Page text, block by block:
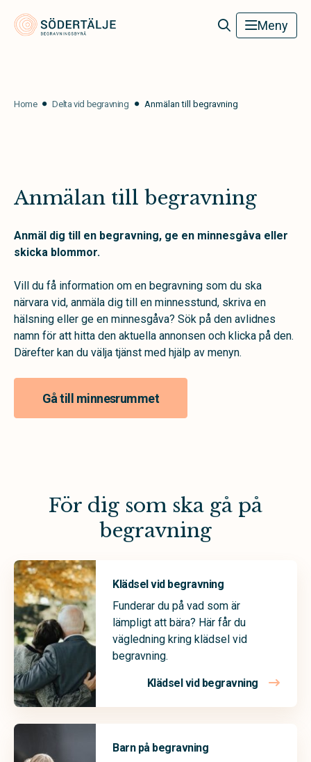
Södertälje Begravningsbyrå Meny
Home Delta vid begravning Anmälan till begravning
Anmälan till begravning
Anmäl dig till en begravning, ge en minnesgåva eller
skicka blommor.
Vill du få information om en begravning som du ska
närvara vid, anmäla dig till en minnesstund, skriva en
hälsning eller ge en minnesgåva? Sök på den avlidnes
namn för att hitta den aktuella annonsen och klicka på den.
Därefter kan du välja tjänst med hjälp av menyn.
Gå till minnesrummet
För dig som ska gå på
begravning
Klädsel vid begravning
Funderar du på vad som är
lämpligt att bära? Här får du
vägledning kring klädsel vid
begravning.
Klädsel vid begravning
Barn på begravning